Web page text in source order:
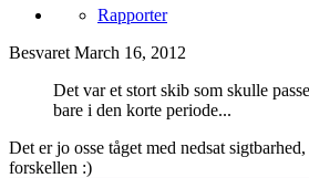
Rapporter
Besvaret March 16, 2012
Det var et stort skib som skulle
bare i den korte periode...
Det er jo osse tåget med nedsat
forskellen :)